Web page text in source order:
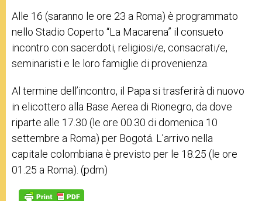
Alle 16 (saranno le ore 23 a Roma) è programmato
nello Stadio Coperto “La Macarena” il consueto
incontro con sacerdoti, religiosi/e, consacrati/e,
seminaristi e le loro famiglie di provenienza.
Al termine dell’incontro, il Papa si trasferirà di nuovo
in elicottero alla Base Aerea di Rionegro, da dove
riparte alle 17.30 (le ore 00.30 di domenica 10
settembre a Roma) per Bogotá. L’arrivo nella
capitale colombiana è previsto per le 18.25 (le ore
01.25 a Roma). (pdm)